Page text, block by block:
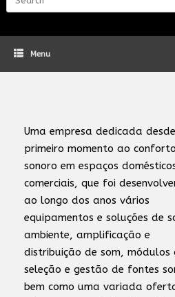
Menu
Uma empresa dedicada
primeiro momento ao conforto
sonoro em espaços
comerciais, que foi
ao longo dos anos vários
equipamentos e soluções de
ambiente, amplificação e
distribuição de som, módulos
seleção e gestão de fontes
bem como uma variada